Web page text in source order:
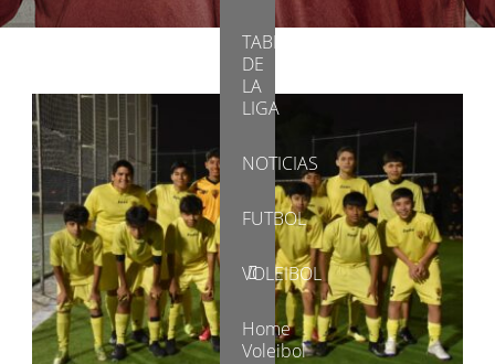
TABLA
DE
LA
LIGA
NOTICIAS
FUTBOL
VOLEIBOL
Home
Voleibol